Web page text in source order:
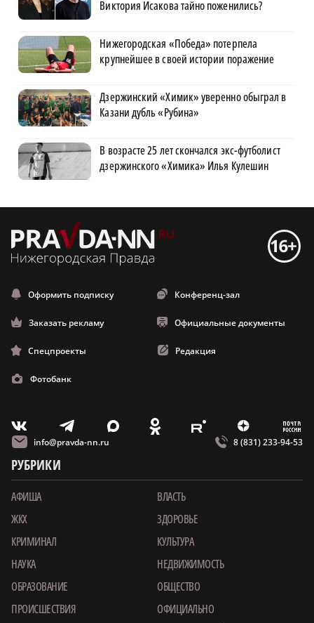
Виктория Исакова тайно поженились?
Нижегородская «Победа» потерпела
крупнейшее в своей истории поражение
Дзержинский «Химик» уверенно обыграл в
Казани дубль «Рубина»
В возрасте 25 лет скончался экс-футболист
дзержинского «Химика» Илья Кулешин
Оформить подписку Конференц-зал
Заказать рекламу Официальные документы
Спецпроекты Редакция
Фотобанк
V T X O E Z m
info@pravda-nn.ru 8 (831) 233-94-53
РУБРИКИ
АФИША
ВЛАСТЬ
ЖКХ
ЗДОРОВЬЕ
КРИМИНАЛ
КУЛЬТУРА
НАУКА
НЕДВИЖИМОСТЬ
ОБРАЗОВАНИЕ
ОБЩЕСТВО
ПРОИСШЕСТВИЯ
ОФИЦИАЛЬНО